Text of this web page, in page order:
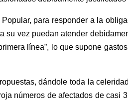
para responder a la
su vez puedan atender
línea”, lo que supone
dándole toda la
números de afectados de casi